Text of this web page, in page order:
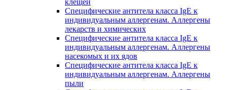
клещей
Специфические антитела класса IgE к
индивидуальным аллергенам. Аллергены
лекарств и химических
Специфические антитела класса IgE к
индивидуальным аллергенам. Аллергены
насекомых и их ядов
Специфические антитела класса IgE к
индивидуальным аллергенам. Аллергены
пыли